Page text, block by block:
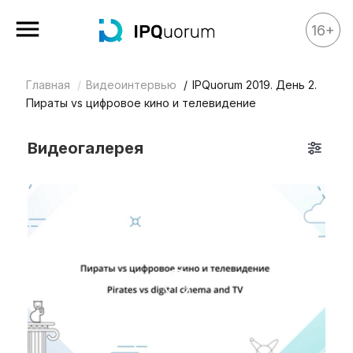
Все материалы
Аналитика
IPQ.365
О нас
Календарь
16+
Главная Видеоинтервью
IPQuorum 2019. День 2.
Пираты vs цифровое кино и телевидение
Видеогалерея